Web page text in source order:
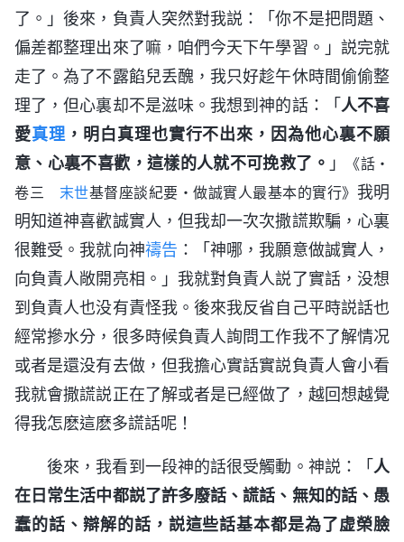
了。」後來，負責人突然對我説：「你不是把問題、
偏差都整理出來了嘛，咱們今天下午學習。」説完就
走了。為了不露餡兒丢醜，我只好趁午休時間偷偷整
理了，但心裏却不是滋味。我想到神的話：「人不喜
愛真理 ，明白真理也實行不出來，因為他心裏不願
意、心裏不喜歡，這樣的人就不可挽救了。 」
《話・
卷三 末世基督座談紀要・做誠實人最基本的實行》 我明
明知道神喜歡誠實人，但我却一次次撒謊欺騙，心裏
很難受。我就向神禱告 ：「神哪，我願意做誠實人，
向負責人敞開亮相。」我就對負責人説了實話，没想
到負責人也没有責怪我。後來我反省自己平時説話也
經常摻水分，很多時候負責人詢問工作我不了解情况
或者是還没有去做，但我擔心實話實説負責人會小看
我就會撒謊説正在了解或者是已經做了，越回想越覺
得我怎麽這麽多謊話呢！
後來，我看到一段神的話很受觸動。神説：「人
在日常生活中都説了許多廢話、謊話、無知的話、愚
蠢的話、辯解的話，説這些話基本都是為了虚榮臉